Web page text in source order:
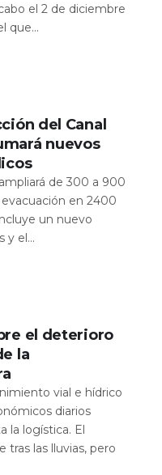
el 2 de diciembre
que...
del Canal
nuevos
de 300 a 900
en 2400
un nuevo
y el...
el deterioro
la
vial e hídrico
diarios
la logística. El
tras las lluvias, pero